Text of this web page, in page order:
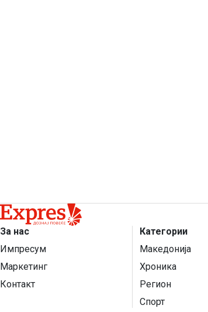
За нас
Импресум
Маркетинг
Контакт
Категории
Македонија
Хроника
Регион
Спорт